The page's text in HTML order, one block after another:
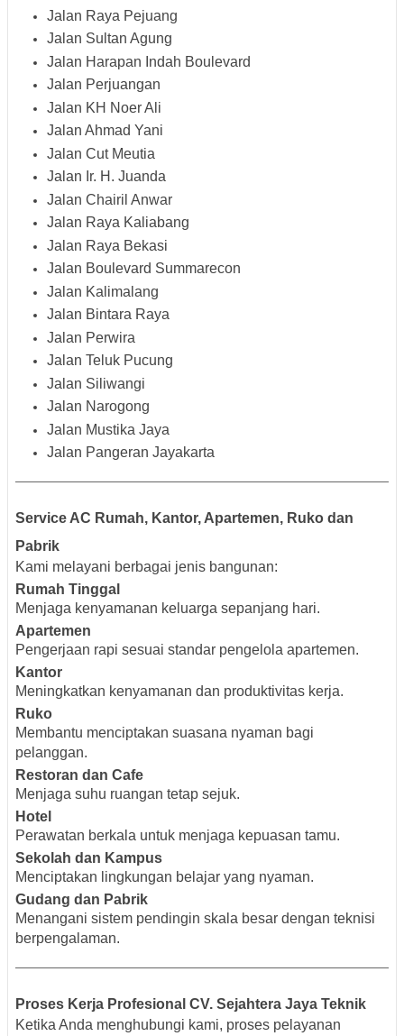
Jalan Raya Pejuang
Jalan Sultan Agung
Jalan Harapan Indah Boulevard
Jalan Perjuangan
Jalan KH Noer Ali
Jalan Ahmad Yani
Jalan Cut Meutia
Jalan Ir. H. Juanda
Jalan Chairil Anwar
Jalan Raya Kaliabang
Jalan Raya Bekasi
Jalan Boulevard Summarecon
Jalan Kalimalang
Jalan Bintara Raya
Jalan Perwira
Jalan Teluk Pucung
Jalan Siliwangi
Jalan Narogong
Jalan Mustika Jaya
Jalan Pangeran Jayakarta
Service AC Rumah, Kantor, Apartemen, Ruko dan
Pabrik
Kami melayani berbagai jenis bangunan:
Rumah Tinggal
Menjaga kenyamanan keluarga sepanjang hari.
Apartemen
Pengerjaan rapi sesuai standar pengelola apartemen.
Kantor
Meningkatkan kenyamanan dan produktivitas kerja.
Ruko
Membantu menciptakan suasana nyaman bagi
pelanggan.
Restoran dan Cafe
Menjaga suhu ruangan tetap sejuk.
Hotel
Perawatan berkala untuk menjaga kepuasan tamu.
Sekolah dan Kampus
Menciptakan lingkungan belajar yang nyaman.
Gudang dan Pabrik
Menangani sistem pendingin skala besar dengan teknisi
berpengalaman.
Proses Kerja Profesional CV. Sejahtera Jaya Teknik
Ketika Anda menghubungi kami, proses pelayanan